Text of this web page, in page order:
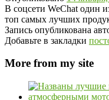
В соцсети WeChat один
топ самых лучших
Запись опубликована
Добавьте в закладки
More from my site